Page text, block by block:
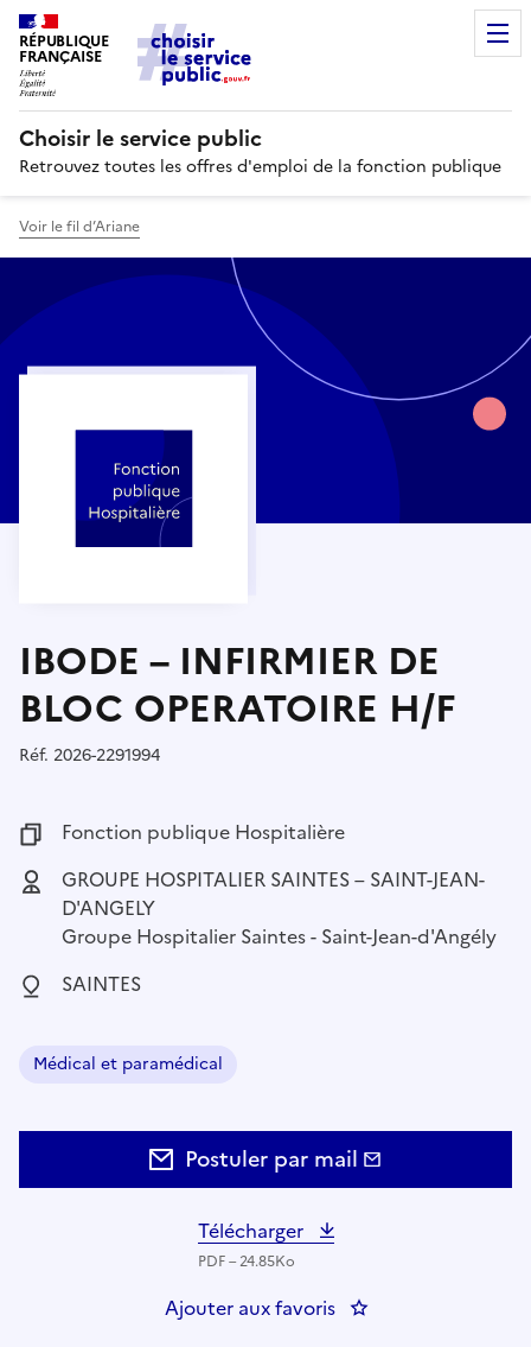
RÉPUBLIQUE
FRANÇAISE
Choisir le service public
Retrouvez toutes les offres d'emploi de la fonction publique
Voir le fil d’Ariane
IBODE – INFIRMIER DE
BLOC OPERATOIRE H/F
Réf. Référence :
2026-2291994
Fonction publique :
Fonction publique Hospitalière
Employeur :
GROUPE HOSPITALIER SAINTES – SAINT-JEAN-
D'ANGELY
Groupe Hospitalier Saintes - Saint-Jean-d'Angély
Localisation :
SAINTES
Domaine :
Médical et paramédical
Postuler par mail
Télécharger
PDF – 24.85Ko
Ajouter aux favoris : IBODE –